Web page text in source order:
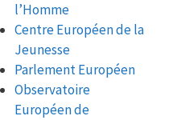
l’Homme
Centre Européen de la
Jeunesse
Parlement Européen
Observatoire
Européen de